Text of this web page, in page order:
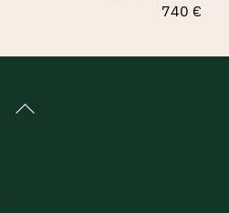
740 €
Back